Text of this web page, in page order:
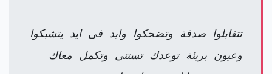
تتقابلوا صدفة وتضحكوا وايد فى ايد يتشبكوا
وعيون بريئة توعدك تستنى وتكمل معاك